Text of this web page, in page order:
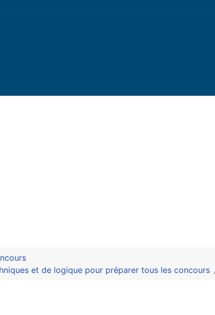
et de logique pour préparer tous les concours